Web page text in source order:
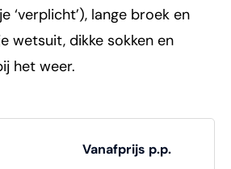
‘verplicht’), lange broek en
wetsuit, dikke sokken en
het weer.
Vanafprijs p.p.